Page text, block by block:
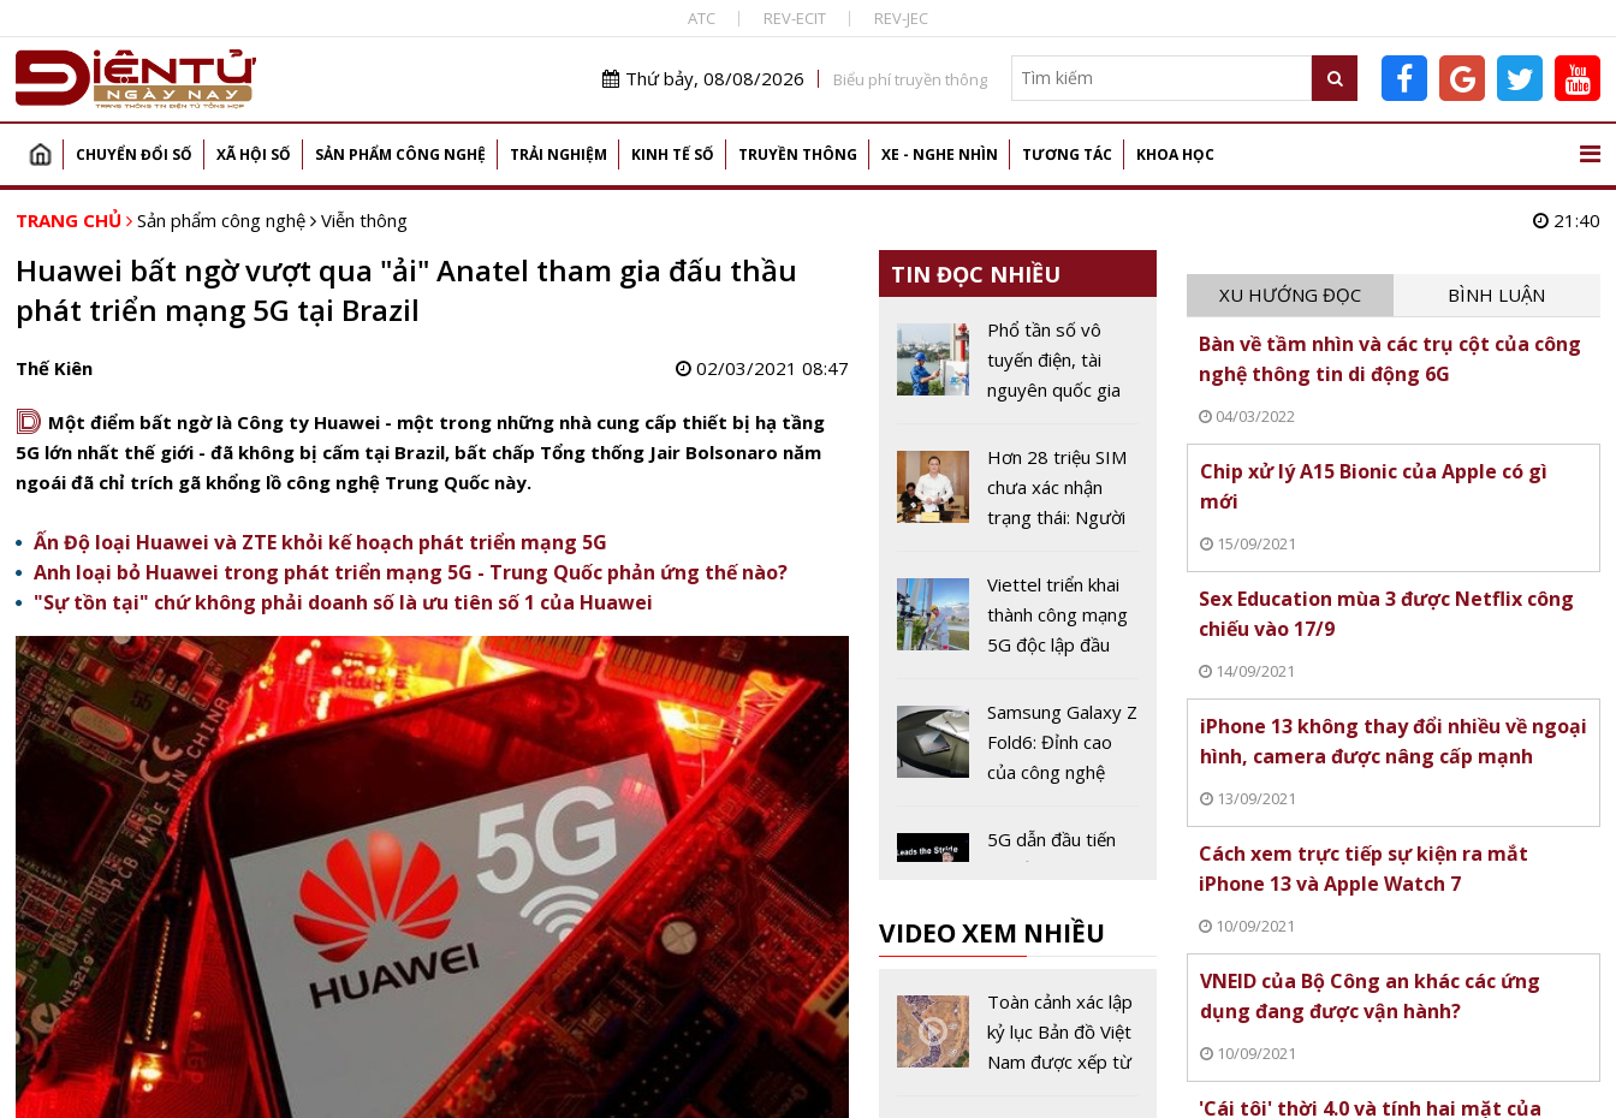
ATC REV-ECIT REV-JEC
Thứ bảy, 08/08/2026 Biểu phí truyền thông
CHUYỂN ĐỔI SỐ XÃ HỘI SỐ SẢN PHẨM CÔNG NGHỆ TRẢI NGHIỆM KINH TẾ SỐ TRUYỀN THÔNG XE - NGHE NHÌN TƯƠNG TÁC KHOA HỌC
TRANG CHỦ Sản phẩm công nghệ Viễn thông 21:40
Huawei bất ngờ vượt qua "ải" Anatel tham gia đấu thầu
phát triển mạng 5G tại Brazil
Thế Kiên 02/03/2021 08:47
D Một điểm bất ngờ là Công ty Huawei - một trong những nhà cung cấp thiết bị hạ tầng
5G lớn nhất thế giới - đã không bị cấm tại Brazil, bất chấp Tổng thống Jair Bolsonaro năm
ngoái đã chỉ trích gã khổng lồ công nghệ Trung Quốc này.
Ấn Độ loại Huawei và ZTE khỏi kế hoạch phát triển mạng 5G
Anh loại bỏ Huawei trong phát triển mạng 5G - Trung Quốc phản ứng thế nào?
"Sự tồn tại" chứ không phải doanh số là ưu tiên số 1 của Huawei
TIN ĐỌC NHIỀU
Phổ tần số vô
tuyến điện, tài
nguyên quốc gia
kinh tế số
Hơn 28 triệu SIM
chưa xác nhận
trạng thái: Người
trước ngày bị
khóa chiều gọi
Viettel triển khai
thành công mạng
5G độc lập đầu
Samsung Galaxy Z
Fold6: Đỉnh cao
của công nghệ
5G dẫn đầu tiến
bộ của tương lai
thương hiệu viễn
thông ĐNA với giá
trị đạt 5,8 tỷ USD,
VIDEO XEM NHIỀU
Toàn cảnh xác lập
kỷ lục Bản đồ Việt
Nam được xếp từ
XU HƯỚNG ĐỌC BÌNH LUẬN
Bàn về tầm nhìn và các trụ cột của công
nghệ thông tin di động 6G
04/03/2022
Chip xử lý A15 Bionic của Apple có gì
mới
15/09/2021
Sex Education mùa 3 được Netflix công
chiếu vào 17/9
14/09/2021
iPhone 13 không thay đổi nhiều về ngoại
hình, camera được nâng cấp mạnh
13/09/2021
Cách xem trực tiếp sự kiện ra mắt
iPhone 13 và Apple Watch 7
10/09/2021
VNEID của Bộ Công an khác các ứng
dụng đang được vận hành?
10/09/2021
'Cái tôi' thời 4.0 và tính hai mặt của